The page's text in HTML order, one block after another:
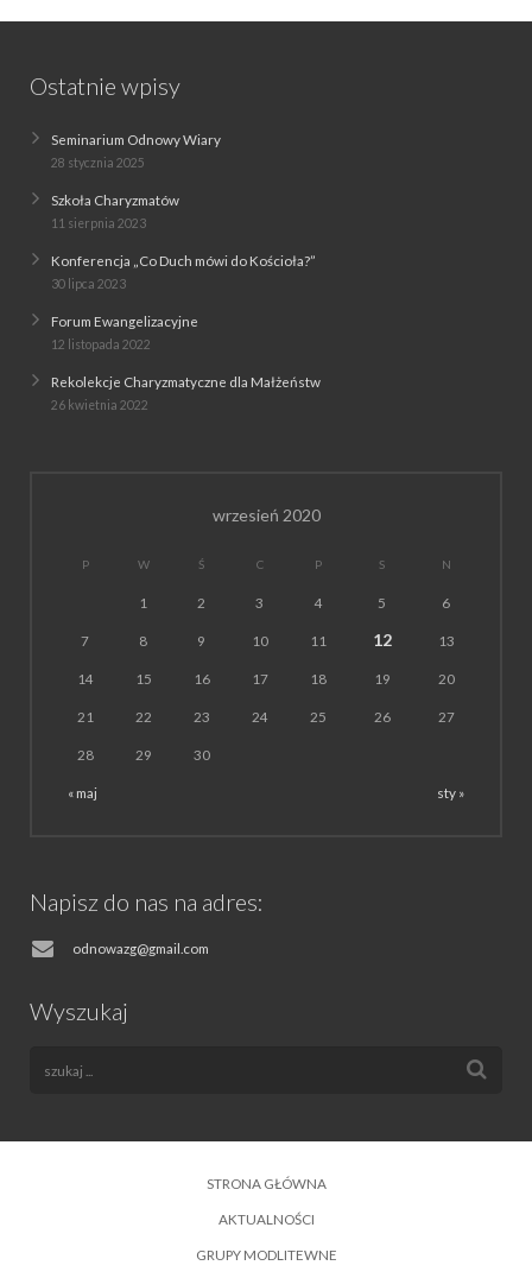
Ostatnie wpisy
Seminarium Odnowy Wiary
28 stycznia 2025
Szkoła Charyzmatów
11 sierpnia 2023
Konferencja „Co Duch mówi do Kościoła?”
30 lipca 2023
Forum Ewangelizacyjne
12 listopada 2022
Rekolekcje Charyzmatyczne dla Małżeństw
26 kwietnia 2022
wrzesień 2020
P W Ś C P S N
« maj sty »
1 2 3 4 5 6
7 8 9 10 11 12 13
14 15 16 17 18 19 20
21 22 23 24 25 26 27
28 29 30
Napisz do nas na adres:
odnowazg@gmail.com
Wyszukaj
STRONA GŁÓWNA
AKTUALNOŚCI
GRUPY MODLITEWNE